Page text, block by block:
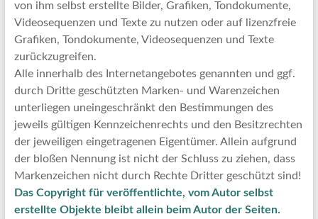
von ihm selbst erstellte Bilder, Grafiken, Tondokumente,
Videosequenzen und Texte zu nutzen oder auf lizenzfreie
Grafiken, Tondokumente, Videosequenzen und Texte
zurückzugreifen.
Alle innerhalb des Internetangebotes genannten und ggf.
durch Dritte geschützten Marken- und Warenzeichen
unterliegen uneingeschränkt den Bestimmungen des
jeweils gültigen Kennzeichenrechts und den Besitzrechten
der jeweiligen eingetragenen Eigentümer. Allein aufgrund
der bloßen Nennung ist nicht der Schluss zu ziehen, dass
Markenzeichen nicht durch Rechte Dritter geschützt sind!
Das Copyright für veröffentlichte, vom Autor selbst
erstellte Objekte bleibt allein beim Autor der Seiten.